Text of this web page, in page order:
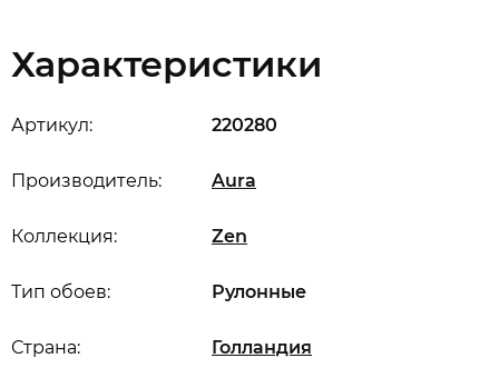
Характеристики
Артикул: 220280
Производитель: Aura
Коллекция: Zen
Страна: Голландия
Тип обоев: Рулонные